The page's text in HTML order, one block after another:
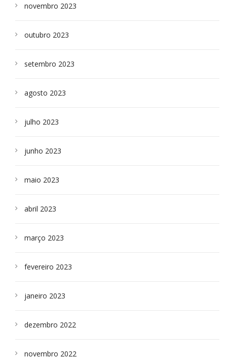
novembro 2023
outubro 2023
setembro 2023
agosto 2023
julho 2023
junho 2023
maio 2023
abril 2023
março 2023
fevereiro 2023
janeiro 2023
dezembro 2022
novembro 2022